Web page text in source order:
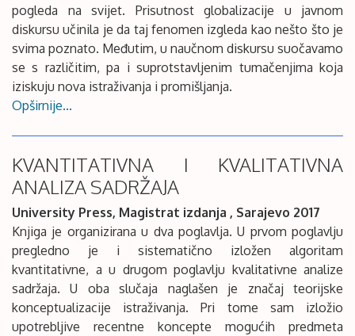
pogleda na svijet. Prisutnost globalizacije u javnom
diskursu učinila je da taj fenomen izgleda kao nešto što je
svima poznato. Međutim, u naučnom diskursu suočavamo
se s različitim, pa i suprotstavljenim tumačenjima koja
iziskuju nova istraživanja i promišljanja.
Opširnije...
KVANTITATIVNA I KVALITATIVNA
ANALIZA SADRŽAJA
University Press, Magistrat izdanja , Sarajevo 2017
Knjiga je organizirana u dva poglavlja. U prvom poglavlju
pregledno je i sistematično izložen algoritam
kvantitativne, a u drugom poglavlju kvalitativne analize
sadržaja. U oba slučaja naglašen je značaj teorijske
konceptualizacije istraživanja. Pri tome sam izložio
upotrebljive recentne koncepte mogućih predmeta